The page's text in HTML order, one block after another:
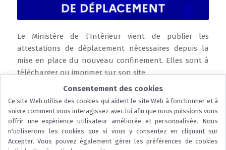
Le Ministère de l’Intérieur vient de publier les
attestations de déplacement nécessaires depuis la
mise en place du nouveau confinement. Elles sont à
télécharger ou imprimer sur son site.
...
Consentement des cookies
Ce site Web utilise des cookies qui aident le site Web à fonctionner et à
suivre comment vous interagissez avec lui afin que nous puissions vous
offrir une expérience utilisateur améliorée et personnalisée. Nous
n'utiliserons les cookies que si vous y consentez en cliquant sur
Accepter. Vous pouvez également gérer les préférences de cookies